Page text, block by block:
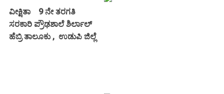
ವೀಕ್ಷಿತಾ 9 ನೇ ತರಗತಿ
ಸರಕಾರಿ ಪ್ರೌಢಶಾಲೆ ಶಿರ್ಲಾಲ್
ಹೆಬ್ರಿ ತಾಲೂಕು , ಉಡುಪಿ ಜಿಲ್ಲೆ